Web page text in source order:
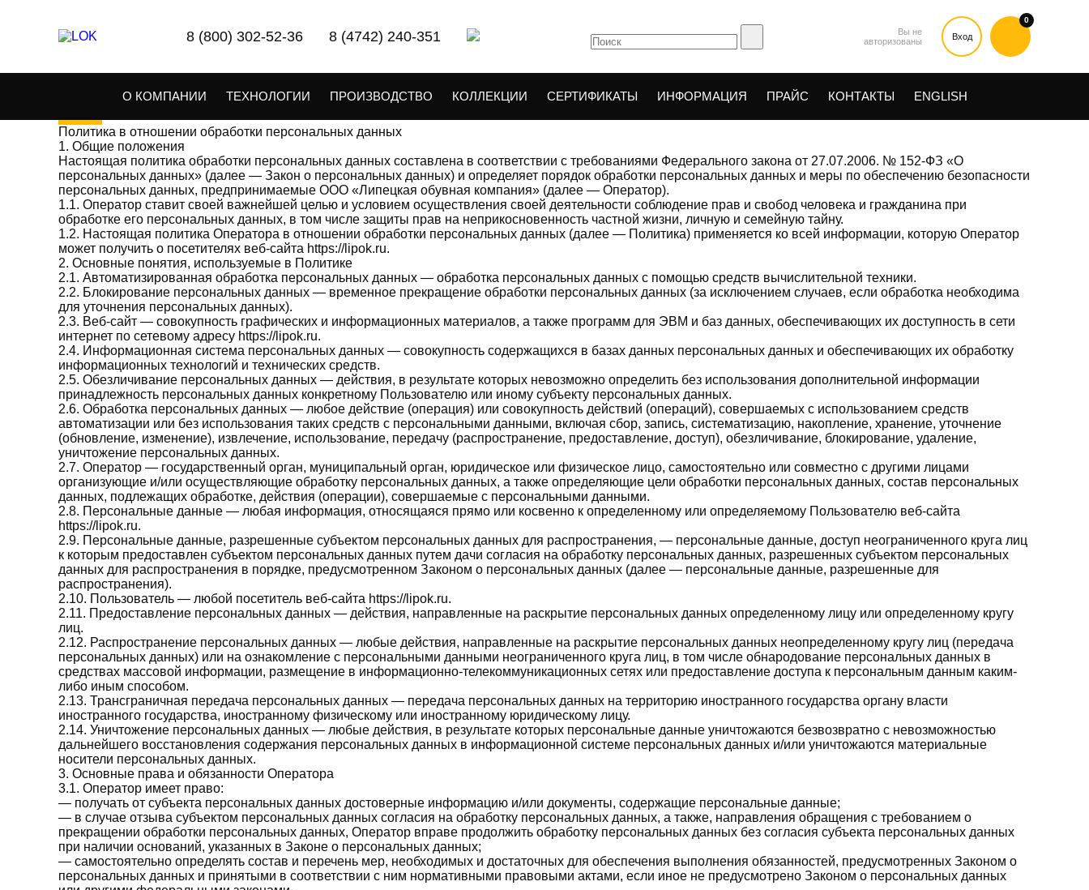
8 (800) 302-52-36 8 (4742) 240-351
Вы не
авторизованы
Вход
0
О КОМПАНИИ ТЕХНОЛОГИИ ПРОИЗВОДСТВО КОЛЛЕКЦИИ СЕРТИФИКАТЫ ИНФОРМАЦИЯ ПРАЙС КОНТАКТЫ ЕNGLISH
Политика конфеленциальности
Политика в отношении обработки персональных данных
1. Общие положения
Настоящая политика обработки персональных данных составлена в соответствии с требованиями Федерального закона от 27.07.2006. № 152-ФЗ «О
персональных данных» (далее — Закон о персональных данных) и определяет порядок обработки персональных данных и меры по обеспечению безопасности
персональных данных, предпринимаемые ООО «Липецкая обувная компания» (далее — Оператор).
1.1. Оператор ставит своей важнейшей целью и условием осуществления своей деятельности соблюдение прав и свобод человека и гражданина при
обработке его персональных данных, в том числе защиты прав на неприкосновенность частной жизни, личную и семейную тайну.
1.2. Настоящая политика Оператора в отношении обработки персональных данных (далее — Политика) применяется ко всей информации, которую Оператор
может получить о посетителях веб-сайта https://lipok.ru.
2. Основные понятия, используемые в Политике
2.1. Автоматизированная обработка персональных данных — обработка персональных данных с помощью средств вычислительной техники.
2.2. Блокирование персональных данных — временное прекращение обработки персональных данных (за исключением случаев, если обработка необходима
для уточнения персональных данных).
2.3. Веб-сайт — совокупность графических и информационных материалов, а также программ для ЭВМ и баз данных, обеспечивающих их доступность в сети
интернет по сетевому адресу https://lipok.ru.
2.4. Информационная система персональных данных — совокупность содержащихся в базах данных персональных данных и обеспечивающих их обработку
информационных технологий и технических средств.
2.5. Обезличивание персональных данных — действия, в результате которых невозможно определить без использования дополнительной информации
принадлежность персональных данных конкретному Пользователю или иному субъекту персональных данных.
2.6. Обработка персональных данных — любое действие (операция) или совокупность действий (операций), совершаемых с использованием средств
автоматизации или без использования таких средств с персональными данными, включая сбор, запись, систематизацию, накопление, хранение, уточнение
(обновление, изменение), извлечение, использование, передачу (распространение, предоставление, доступ), обезличивание, блокирование, удаление,
уничтожение персональных данных.
2.7. Оператор — государственный орган, муниципальный орган, юридическое или физическое лицо, самостоятельно или совместно с другими лицами
организующие и/или осуществляющие обработку персональных данных, а также определяющие цели обработки персональных данных, состав персональных
данных, подлежащих обработке, действия (операции), совершаемые с персональными данными.
2.8. Персональные данные — любая информация, относящаяся прямо или косвенно к определенному или определяемому Пользователю веб-сайта
https://lipok.ru.
2.9. Персональные данные, разрешенные субъектом персональных данных для распространения, — персональные данные, доступ неограниченного круга лиц
к которым предоставлен субъектом персональных данных путем дачи согласия на обработку персональных данных, разрешенных субъектом персональных
данных для распространения в порядке, предусмотренном Законом о персональных данных (далее — персональные данные, разрешенные для
распространения).
2.10. Пользователь — любой посетитель веб-сайта https://lipok.ru.
2.11. Предоставление персональных данных — действия, направленные на раскрытие персональных данных определенному лицу или определенному кругу
лиц.
2.12. Распространение персональных данных — любые действия, направленные на раскрытие персональных данных неопределенному кругу лиц (передача
персональных данных) или на ознакомление с персональными данными неограниченного круга лиц, в том числе обнародование персональных данных в
средствах массовой информации, размещение в информационно-телекоммуникационных сетях или предоставление доступа к персональным данным каким-
либо иным способом.
2.13. Трансграничная передача персональных данных — передача персональных данных на территорию иностранного государства органу власти
иностранного государства, иностранному физическому или иностранному юридическому лицу.
2.14. Уничтожение персональных данных — любые действия, в результате которых персональные данные уничтожаются безвозвратно с невозможностью
дальнейшего восстановления содержания персональных данных в информационной системе персональных данных и/или уничтожаются материальные
носители персональных данных.
3. Основные права и обязанности Оператора
3.1. Оператор имеет право:
— получать от субъекта персональных данных достоверные информацию и/или документы, содержащие персональные данные;
— в случае отзыва субъектом персональных данных согласия на обработку персональных данных, а также, направления обращения с требованием о
прекращении обработки персональных данных, Оператор вправе продолжить обработку персональных данных без согласия субъекта персональных данных
при наличии оснований, указанных в Законе о персональных данных;
— самостоятельно определять состав и перечень мер, необходимых и достаточных для обеспечения выполнения обязанностей, предусмотренных Законом о
персональных данных и принятыми в соответствии с ним нормативными правовыми актами, если иное не предусмотрено Законом о персональных данных